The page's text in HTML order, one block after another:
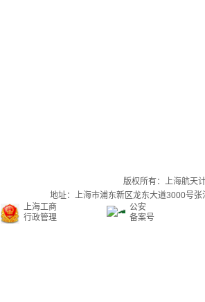
版权所有：上海航天
地址：上海市浦东新区龙东大道3000号
上海工商
行政管理
公安
备案号